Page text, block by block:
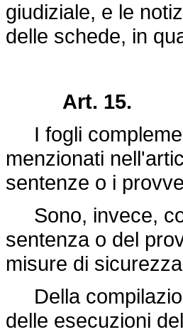
giudiziale, e le
delle schede, in
Art. 15.
I fogli
menzionati
sentenze o i
Sono, invece,
sentenza o del
misure di
Della
delle esecuzioni